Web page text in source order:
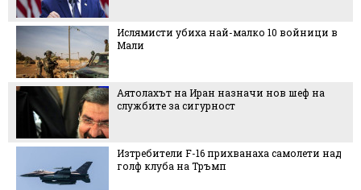
Ислямисти убиха най-малко 10 войници в
Мали
Аятолахът на Иран назначи нов шеф на
службите за сигурност
Изтребители F-16 прихванаха самолети над
голф клуба на Тръмп